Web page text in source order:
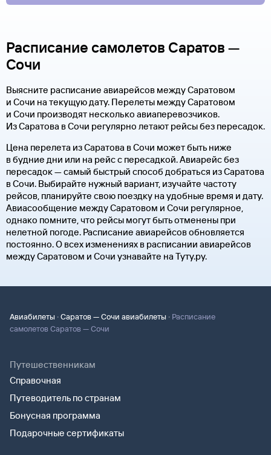
Расписание самолетов Саратов —
Сочи
Выясните расписание авиарейсов между Саратовом
и Сочи на текущую дату. Перелеты между Саратовом
и Сочи производят несколько авиаперевозчиков.
Из Саратова в Сочи регулярно летают рейсы без пересадок.
Цена перелета из Саратова в Сочи может быть ниже
в будние дни или на рейс с пересадкой. Авиарейс без
пересадок — самый быстрый способ добраться из Саратова
в Сочи. Выбирайте нужный вариант, изучайте частоту
рейсов, планируйте свою поездку на удобные время и дату.
Авиасообщение между Саратовом и Сочи регулярное,
однако помните, что рейсы могут быть отменены при
нелетной погоде. Расписание авиарейсов обновляется
постоянно. О всех изменениях в расписании авиарейсов
между Саратовом и Сочи узнавайте на Туту.ру.
Авиабилеты ·Саратов — Сочи авиабилеты · Расписание
самолетов Саратов — Сочи
Путешественникам
Справочная
Путеводитель по странам
Бонусная программа
Подарочные сертификаты